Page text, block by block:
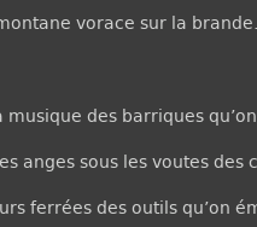
vorace sur la
musique des barriques
anges sous les voutes des
ferrées des outils qu’on